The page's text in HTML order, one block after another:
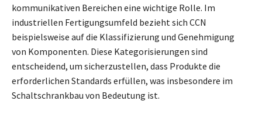
kommunikativen Bereichen eine wichtige Rolle. Im
industriellen Fertigungsumfeld bezieht sich CCN
beispielsweise auf die Klassifizierung und Genehmigung
von Komponenten. Diese Kategorisierungen sind
entscheidend, um sicherzustellen, dass Produkte die
erforderlichen Standards erfüllen, was insbesondere im
Schaltschrankbau von Bedeutung ist.